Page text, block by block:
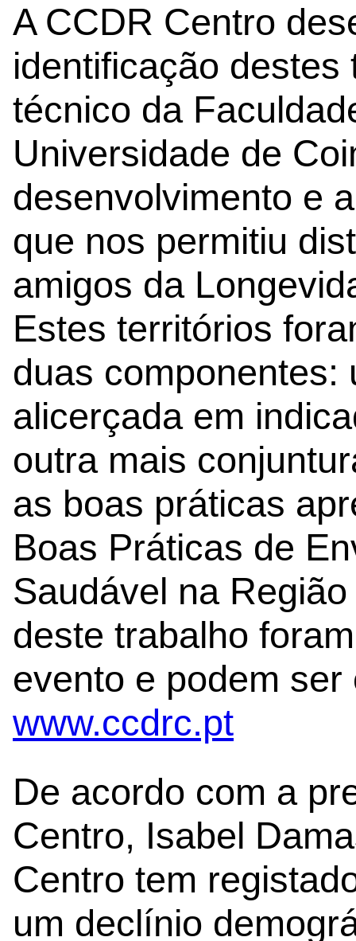
A CCDR Centro
identificação
técnico da
Universidade de
desenvolvimento e
que nos permitiu
amigos da
Estes territórios
duas componentes:
alicerçada em
outra mais
as boas práticas
Boas Práticas de
Saudável na
deste trabalho
evento e podem
www.ccdrc.pt
De acordo com a
Centro, Isabel
Centro tem
um declínio